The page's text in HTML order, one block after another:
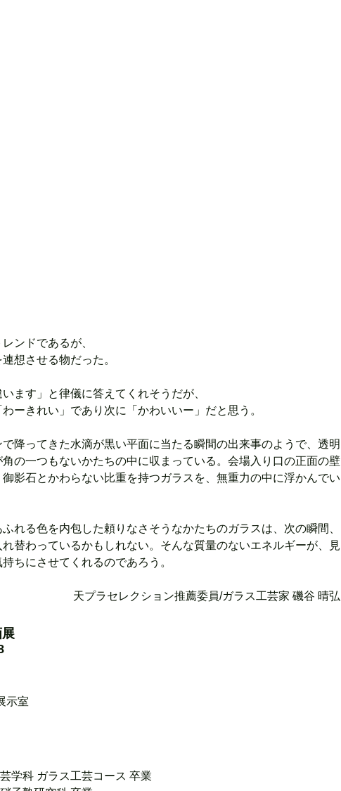
ンドであるが、
想させる物だった。
ます」と律儀に答えてくれそうだが、
ーきれい」であり次に「かわいいー」だと思う。
降ってきた水滴が黒い平面に当たる瞬間の出来事のようで、透明
の一つもないかたちの中に収まっている。会場入り口の正面の壁
影石とかわらない比重を持つガラスを、無重力の中に浮かんでい
れる色を内包した頼りなさそうなかたちのガラスは、次の瞬間、
替わっているかもしれない。そんな質量のないエネルギーが、見
ちにさせてくれるのであろう。
天プラセレクション推薦委員/ガラス工芸家 磯谷 晴弘
示室
学科 ガラス工芸コース 卒業